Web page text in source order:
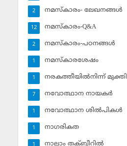
നമസ്‌കാരം- ലേഖനങ്ങള്‍
2
നമസ്‌കാരം-Q&A
12
നമസ്‌കാരം-പഠനങ്ങള്‍
2
നമസ്‌കാരശേഷം
1
നരകത്തീയില്‍നിന്ന് മുക്തി
1
നവോത്ഥാന നായകര്‍
7
നവോത്ഥാന ശില്‍പികള്‍
1
നാഗരികത
1
നാലാം തക്ബീറില്‍
1